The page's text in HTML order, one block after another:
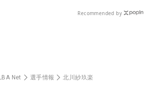
Recommended by
Net 選手情報 北川紗玖楽